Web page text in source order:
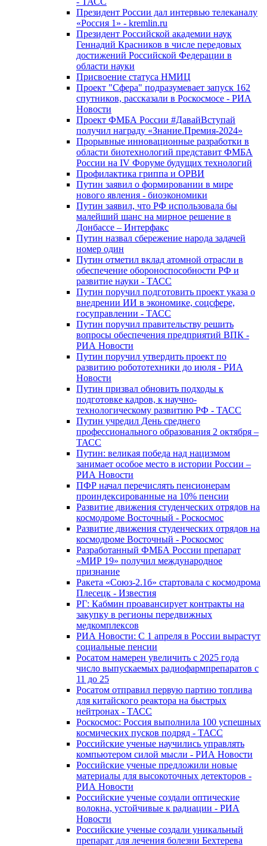
Президент России дал интервью телеканалу
«Россия 1» - kremlin.ru
Президент Российской академии наук
Геннадий Красников в числе передовых
достижений Российской Федерации в
области науки
Присвоение статуса НМИЦ
Проект "Сфера" подразумевает запуск 162
спутников, рассказали в Роскосмосе - РИА
Новости
Проект ФМБА России #ДавайВступай
получил награду «Знание.Премия-2024»
Прорывные инновационные разработки в
области биотехнологий представит ФМБА
России на IV Форуме будущих технологий
Профилактика гриппа и ОРВИ
Путин заявил о формировании в мире
нового явления - биоэкономики
Путин заявил, что РФ использовала бы
малейший шанс на мирное решение в
Донбассе – Интерфакс
Путин назвал сбережение народа задачей
номер один
Путин отметил вклад атомной отрасли в
обеспечение обороноспособности РФ и
развитие науки - ТАСС
Путин поручил подготовить проект указа о
внедрении ИИ в экономике, соцсфере,
госуправлении - ТАСС
Путин поручил правительству решить
вопросы обеспечения предприятий ВПК -
РИА Новости
Путин поручил утвердить проект по
развитию робототехники до июля - РИА
Новости
Путин призвал обновить подходы к
подготовке кадров, к научно-
технологическому развитию РФ - ТАСС
Путин учредил День среднего
профессионального образования 2 октября –
ТАСС
Путин: великая победа над нацизмом
занимает особое место в истории России –
РИА Новости
ПФР начал перечислять пенсионерам
проиндексированные на 10% пенсии
Развитие движения студенческих отрядов на
космодроме Восточный - Роскосмос
Развитие движения студенческих отрядов на
космодроме Восточный - Роскосмос
Разработанный ФМБА России препарат
«МИР 19» получил международное
признание
Ракета «Союз-2.1б» стартовала с космодрома
Плесецк - Известия
РГ: Кабмин проавансирует контракты на
закупку в регионы передвижных
медкомплексов
РИА Новости: С 1 апреля в России вырастут
социальные пенсии
Росатом намерен увеличить с 2025 года
число выпускаемых радиофармпрепаратов с
11 до 25
Росатом отправил первую партию топлива
для китайского реактора на быстрых
нейтронах - ТАСС
Роскосмос: Россия выполнила 100 успешных
космических пусков подряд - ТАСС
Российские ученые научились управлять
компьютером силой мысли - РИА Новости
Российские ученые предложили новые
материалы для высокоточных детекторов -
РИА Новости
Российские ученые создали оптические
волокна, устойчивые к радиации - РИА
Новости
Российские ученые создали уникальный
препарат для лечения болезни Бехтерева